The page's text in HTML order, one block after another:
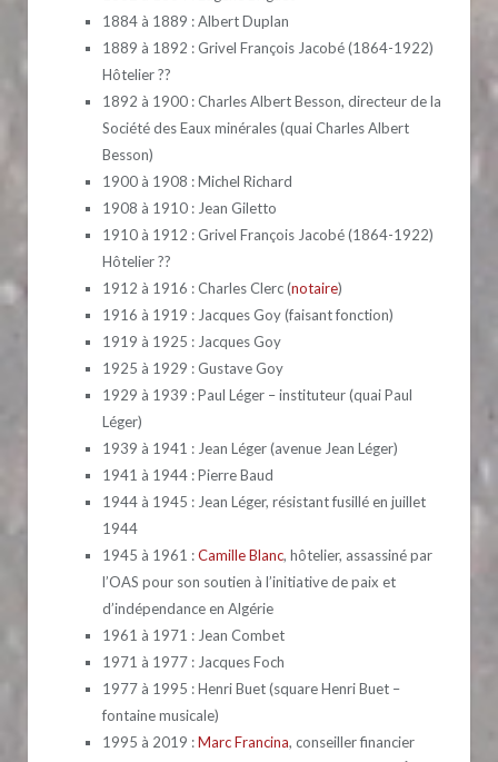
1884 à 1889 : Albert Duplan
1889 à 1892 : Grivel François Jacobé (1864-1922)
Hôtelier ??
1892 à 1900 : Charles Albert Besson, directeur de la
Société des Eaux minérales (quai Charles Albert
Besson)
1900 à 1908 : Michel Richard
1908 à 1910 : Jean Giletto
1910 à 1912 : Grivel François Jacobé (1864-1922)
Hôtelier ??
1912 à 1916 : Charles Clerc (notaire)
1916 à 1919 : Jacques Goy (faisant fonction)
1919 à 1925 : Jacques Goy
1925 à 1929 : Gustave Goy
1929 à 1939 : Paul Léger – instituteur (quai Paul
Léger)
1939 à 1941 : Jean Léger (avenue Jean Léger)
1941 à 1944 : Pierre Baud
1944 à 1945 : Jean Léger, résistant fusillé en juillet
1944
1945 à 1961 :Camille Blanc, hôtelier, assassiné par
l’OAS pour son soutien à l’initiative de paix et
d’indépendance en Algérie
1961 à 1971 : Jean Combet
1971 à 1977 : Jacques Foch
1977 à 1995 : Henri Buet (square Henri Buet –
fontaine musicale)
1995 à 2019 :Marc Francina, conseiller financier